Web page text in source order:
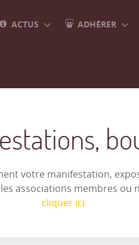
ACTUS ADHÉRER
votre manifestation,
associations membres
cliquer ici